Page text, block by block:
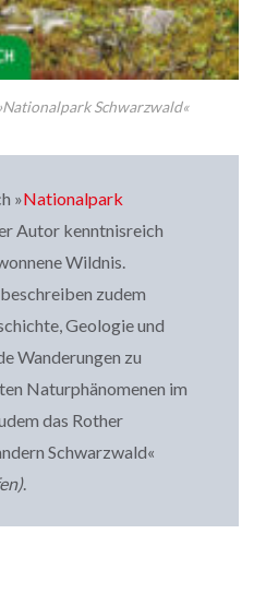
Schwarzwald«
»Nationalpark
Autor kenntnisreich
Wildnis.
zudem
Geologie und
Wanderungen zu
Naturphänomenen im
das Rother
Schwarzwald«
.